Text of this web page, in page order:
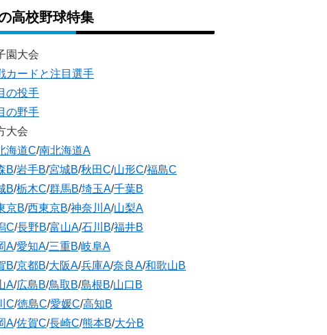
高校野球特集
園大会
カードと注目選手
の投手
の野手
大会
海道C/南北海道A
B/岩手B/宮城B/秋田C/山形C/福島C
B/栃木C/群馬B/埼玉A/千葉B
京B/西東京B/神奈川A/山梨A
C/長野B/富山A/石川B/福井B
A/愛知A/三重B/岐阜A
B/京都B/大阪A/兵庫A/奈良A/和歌山B
A/広島B/鳥取B/島根B/山口B
C/徳島C/愛媛C/高知B
A/佐賀C/長崎C/熊本B/大分B